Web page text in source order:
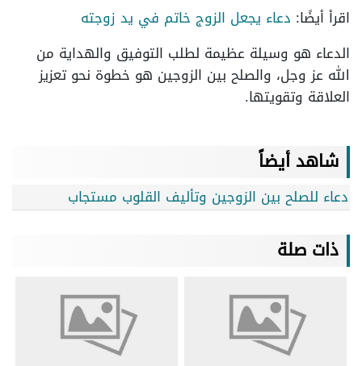
اقرأ أيضًا: دعاء يجعل الزوج خاتم في يد زوجته
الدعاء هو وسيلة عظيمة لطلب التوفيق والهداية من
الله عز وجل، والصلح بين الزوجين هو خطوة نحو تعزيز
العلاقة وتقويتها.
شاهد أيضاً
دعاء للصلح بين الزوجين وتأليف القلوب مستجاب
ذات صلة